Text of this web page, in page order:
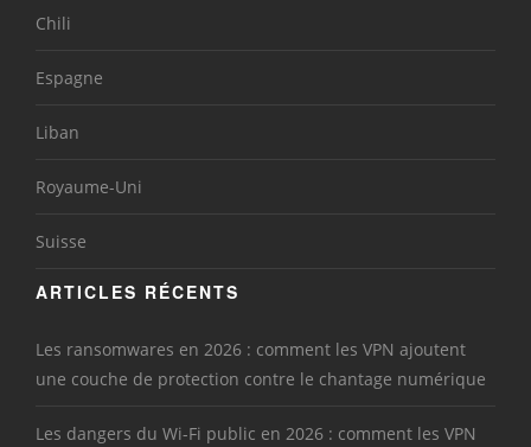
Chili
Espagne
Liban
Royaume-Uni
Suisse
ARTICLES RÉCENTS
Les ransomwares en 2026 : comment les VPN ajoutent
une couche de protection contre le chantage numérique
Les dangers du Wi-Fi public en 2026 : comment les VPN